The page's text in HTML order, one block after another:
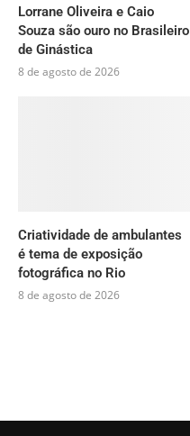
Lorrane Oliveira e Caio
Souza são ouro no Brasileiro
de Ginástica
8 de agosto de 2026
Criatividade de ambulantes
é tema de exposição
fotográfica no Rio
8 de agosto de 2026